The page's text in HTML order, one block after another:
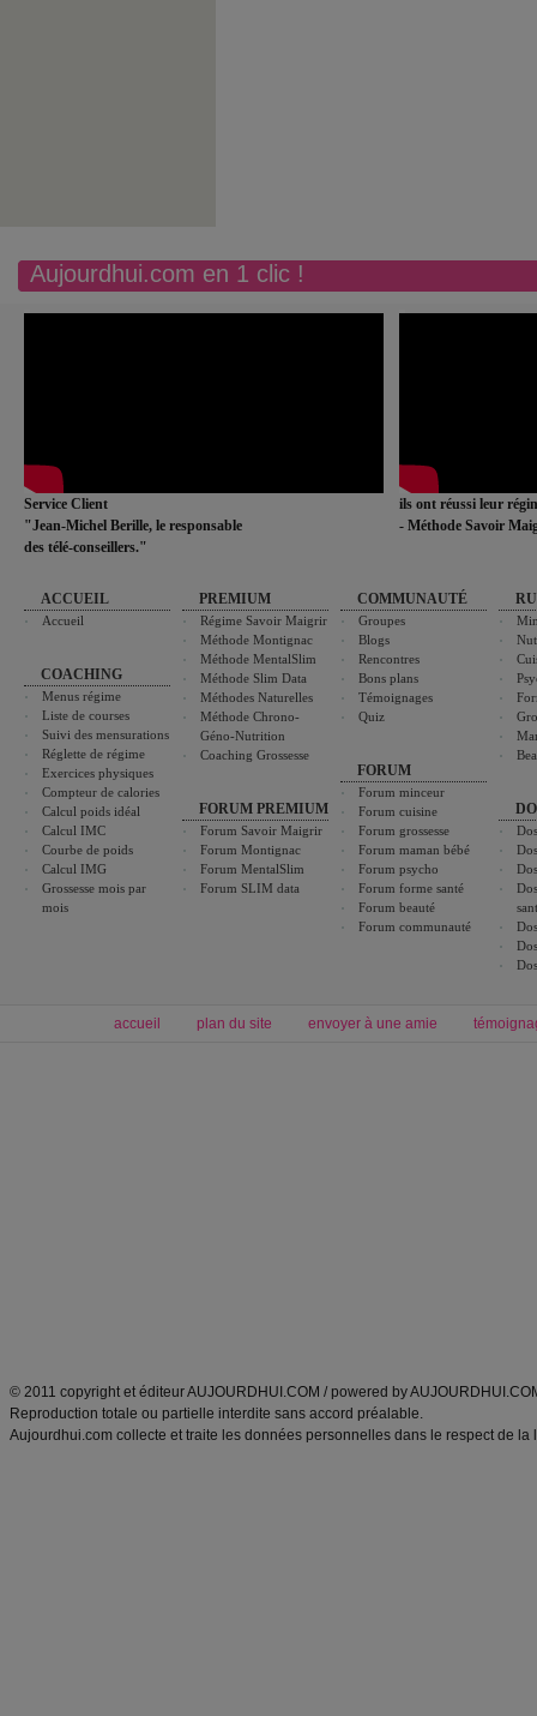
Aujourdhui.com en 1 clic !
Service Client
"Jean-Michel Berille, le responsable
des télé-conseillers."
ils ont réussi leur
- Méthode Savoir
ACCUEIL
Accueil
COACHING
Menus régime
Liste de courses
Suivi des mensurations
Réglette de régime
Exercices physiques
Compteur de calories
Calcul poids idéal
Calcul IMC
Courbe de poids
Calcul IMG
Grossesse mois par
mois
PREMIUM
Régime Savoir Maigrir
Méthode Montignac
Méthode MentalSlim
Méthode Slim Data
Méthodes Naturelles
Méthode Chrono-
Géno-Nutrition
Coaching Grossesse
FORUM PREMIUM
Forum Savoir Maigrir
Forum Montignac
Forum MentalSlim
Forum SLIM data
COMMUNAUTÉ
Groupes
Blogs
Rencontres
Bons plans
Témoignages
Quiz
FORUM
Forum minceur
Forum cuisine
Forum grossesse
Forum maman bébé
Forum psycho
Forum forme santé
Forum beauté
Forum communauté
accueil plan du site envoyer à une amie
© 2011 copyright et éditeur AUJOURDHUI.COM / powered by
Reproduction totale ou partielle interdite sans accord préalable.
Aujourdhui.com collecte et traite les données personnelles dans le respect de